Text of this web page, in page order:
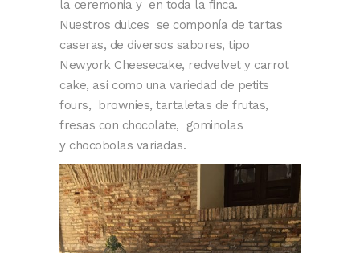
la ceremonia y en toda la finca.
Nuestros dulces se componía de tartas
caseras, de diversos sabores, tipo
Newyork Cheesecake, redvelvet y carrot
cake, así como una variedad de petits
fours, brownies, tartaletas de frutas,
fresas con chocolate, gominolas
y chocobolas variadas.